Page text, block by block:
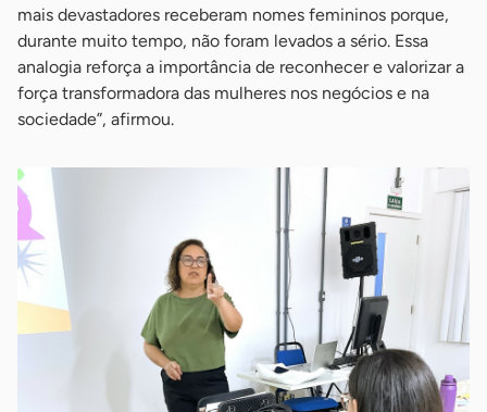
mais devastadores receberam nomes femininos porque,
durante muito tempo, não foram levados a sério. Essa
analogia reforça a importância de reconhecer e valorizar a
força transformadora das mulheres nos negócios e na
sociedade”, afirmou.